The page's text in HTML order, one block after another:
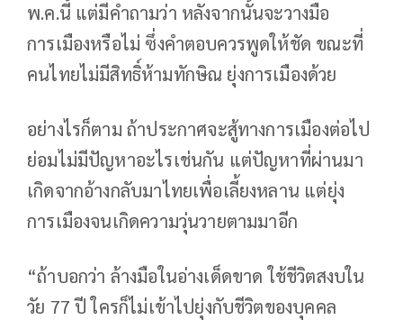
พ.ค.นี้ แต่มีคำถามว่า หลังจากนั้นจะวางมือ
การเมืองหรือไม่ ซึ่งคำตอบควรพูดให้ชัด ขณะที่
คนไทยไม่มีสิทธิ์ห้ามทักษิณ ยุ่งการเมืองด้วย
อย่างไรก็ตาม ถ้าประกาศจะสู้ทางการเมืองต่อไป
ย่อมไม่มีปัญหาอะไรเช่นกัน แต่ปัญหาที่ผ่านมา
เกิดจากอ้างกลับมาไทยเพื่อเลี้ยงหลาน แต่ยุ่ง
การเมืองจนเกิดความวุ่นวายตามมาอีก
“ถ้าบอกว่า ล้างมือในอ่างเด็ดขาด ใช้ชีวิตสงบใน
วัย 77 ปี ใครก็ไม่เข้าไปยุ่งกับชีวิตของบุคคล